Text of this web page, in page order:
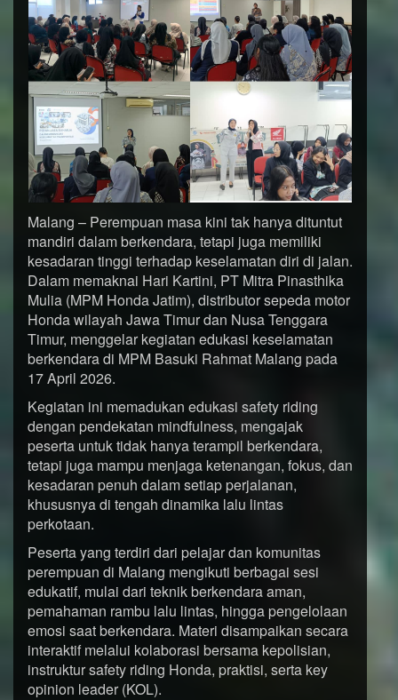
Malang – Perempuan masa kini tak hanya dituntut
mandiri dalam berkendara, tetapi juga memiliki
kesadaran tinggi terhadap keselamatan diri di jalan.
Dalam memaknai Hari Kartini, PT Mitra Pinasthika
Mulia (MPM Honda Jatim), distributor sepeda motor
Honda wilayah Jawa Timur dan Nusa Tenggara
Timur, menggelar kegiatan edukasi keselamatan
berkendara di MPM Basuki Rahmat Malang pada
17 April 2026.
Kegiatan ini memadukan edukasi safety riding
dengan pendekatan mindfulness, mengajak
peserta untuk tidak hanya terampil berkendara,
tetapi juga mampu menjaga ketenangan, fokus, dan
kesadaran penuh dalam setiap perjalanan,
khususnya di tengah dinamika lalu lintas
perkotaan.
Peserta yang terdiri dari pelajar dan komunitas
perempuan di Malang mengikuti berbagai sesi
edukatif, mulai dari teknik berkendara aman,
pemahaman rambu lalu lintas, hingga pengelolaan
emosi saat berkendara. Materi disampaikan secara
interaktif melalui kolaborasi bersama kepolisian,
instruktur safety riding Honda, praktisi, serta key
opinion leader (KOL).